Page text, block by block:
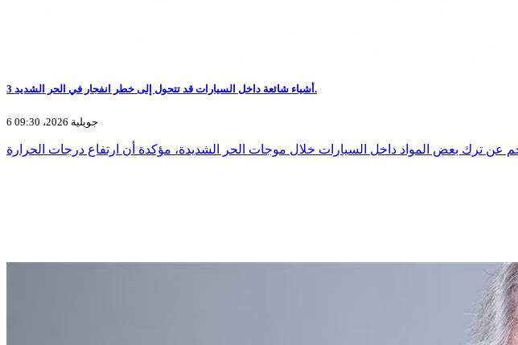
3 أشياء شائعة داخل السيارات قد تتحول إلى خطر انفجار في الحر الشديد.
6 جويلية 2026، 09:30